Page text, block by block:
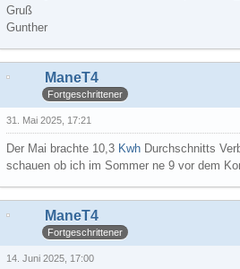
Gruß
Gunther
ManeT4
Fortgeschrittener
31. Mai 2025, 17:21
Der Mai brachte 10,3 Kwh Durchschnitts
schauen ob ich im Sommer ne 9 vor dem
ManeT4
Fortgeschrittener
14. Juni 2025, 17:00